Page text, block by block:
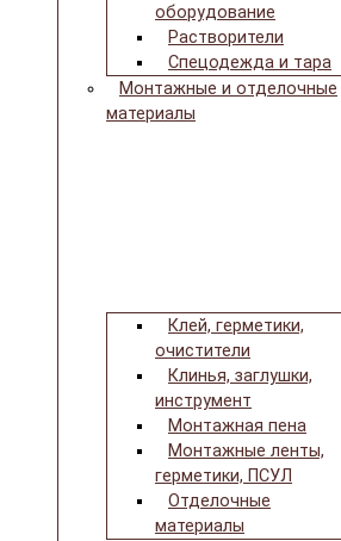
оборудование
Растворители
Спецодежда и тара
Монтажные и отделочные
материалы
Клей, герметики,
очистители
Клинья, заглушки,
инструмент
Монтажная пена
Монтажные ленты,
герметики, ПСУЛ
Отделочные
материалы